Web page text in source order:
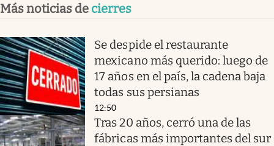
Más noticias de cierres
Se despide el restaurante
mexicano más querido: luego de
17 años en el país, la cadena baja
todas sus persianas
12:50
Tras 20 años, cerró una de las
fábricas más importantes del sur